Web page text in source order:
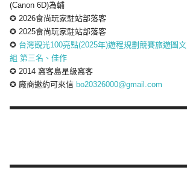
(Canon 6D)為輔
✪ 2026食尚玩家駐站部落客
✪ 2025食尚玩家駐站部落客
✪ 台灣觀光100亮點(2025年)遊程規劃競賽旅遊圖文
組 第三名、佳作
✪ 2014 窩客島星級窩客
✪ 廠商邀約可來信 bo20326000@gmail.com